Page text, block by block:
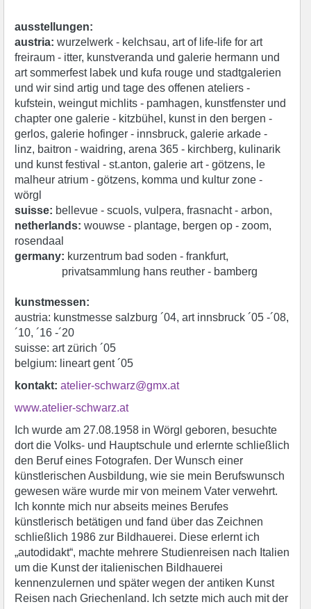
ausstellungen:
austria: wurzelwerk - kelchsau, art of life-life for art
freiraum - itter, kunstveranda und galerie hermann und
art sommerfest labek und kufa rouge und stadtgalerien
und wir sind artig und tage des offenen ateliers -
kufstein, weingut michlits - pamhagen, kunstfenster und
chapter one galerie - kitzbühel, kunst in den bergen -
gerlos, galerie hofinger - innsbruck, galerie arkade -
linz, baitron - waidring, arena 365 - kirchberg, kulinarik
und kunst festival - st.anton, galerie art - götzens, le
malheur atrium - götzens, komma und kultur zone -
wörgl
suisse: bellevue - scuols, vulpera, frasnacht - arbon,
netherlands: wouwse - plantage, bergen op - zoom,
rosendaal
germany: kurzentrum bad soden - frankfurt,
privatsammlung hans reuther - bamberg
kunstmessen:
austria: kunstmesse salzburg ´04, art innsbruck ´05 -´08,
´10, ´16 -´20
suisse: art zürich ´05
belgium: lineart gent ´05
kontakt: atelier-schwarz@gmx.at
www.atelier-schwarz.at
Ich wurde am 27.08.1958 in Wörgl geboren, besuchte
dort die Volks- und Hauptschule und erlernte schließlich
den Beruf eines Fotografen. Der Wunsch einer
künstlerischen Ausbildung, wie sie mein Berufswunsch
gewesen wäre wurde mir von meinem Vater verwehrt.
Ich konnte mich nur abseits meines Berufes
künstlerisch betätigen und fand über das Zeichnen
schließlich 1986 zur Bildhauerei. Diese erlernt ich
„autodidakt“, machte mehrere Studienreisen nach Italien
um die Kunst der italienischen Bildhauerei
kennenzulernen und später wegen der antiken Kunst
Reisen nach Griechenland. Ich setzte mich auch mit der